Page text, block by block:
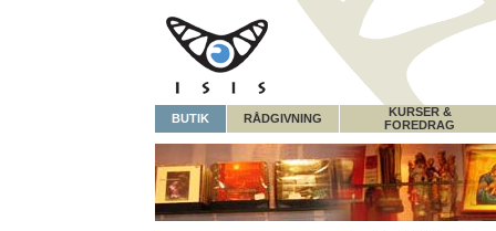
BUTIK RÅDGIVNING
KURSER &
FOREDRAG